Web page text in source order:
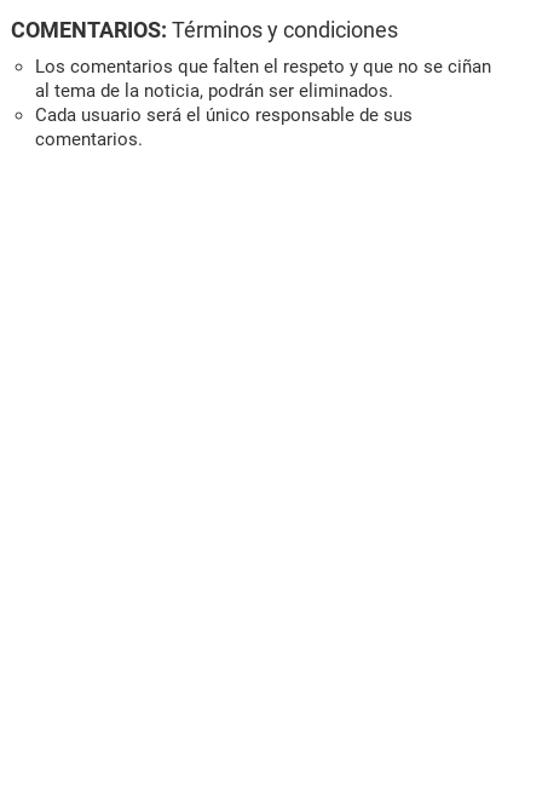
COMENTARIOS: Términos y condiciones
Los comentarios que falten el respeto y que no se ciñan
al tema de la noticia, podrán ser eliminados.
Cada usuario será el único responsable de sus
comentarios.